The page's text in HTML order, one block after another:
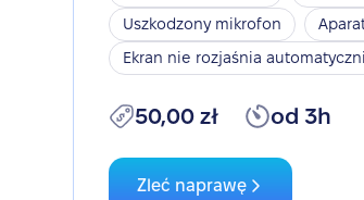
Uszkodzony mikrofon
Ekran nie rozjaśnia
50,00 zł od 3h
Zleć naprawę